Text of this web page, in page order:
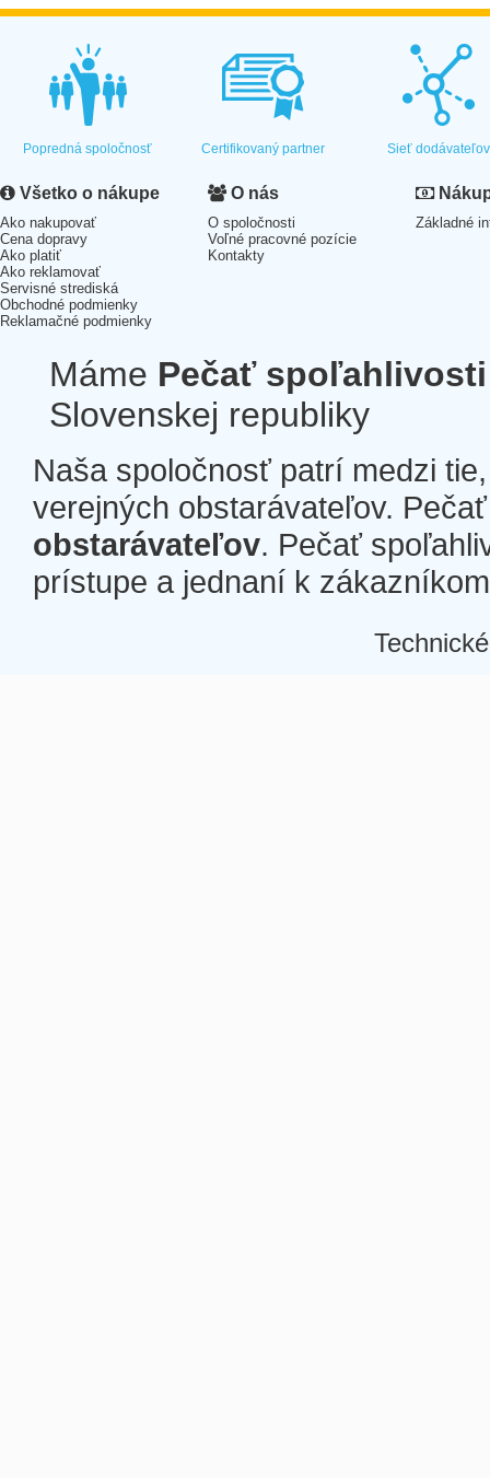
Popredná spoločnosť Certifikovaný partner Sieť dodávateľov
Všetko o nákupe
Ako nakupovať
Cena dopravy
Ako platiť
Ako reklamovať
Servisné strediská
Obchodné podmienky
Reklamačné podmienky
O nás
O spoločnosti
Voľné pracovné pozície
Kontakty
Základné
Máme Pečať spoľahlivosti
Slovenskej republiky
Naša spoločnosť patrí medzi
verejných obstarávateľov.
obstarávateľov. Pečať
prístupe a jednaní k